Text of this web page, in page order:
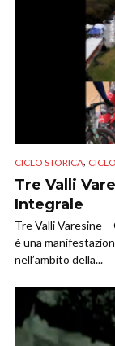
CICLO STORICA,
Tre Valli
Integrale
Tre Valli Varesine
è una
nell’ambito della...